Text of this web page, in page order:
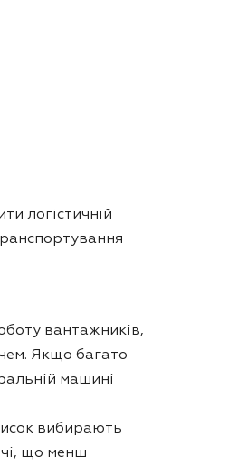
логістичній
вантажників,
Якщо багато
машині
вибирають
що менш